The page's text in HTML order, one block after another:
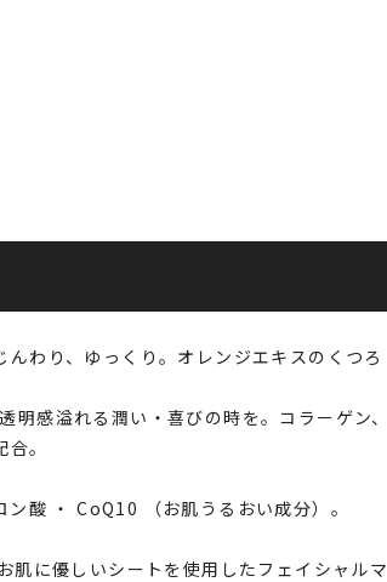
わり、ゆっくり。オレンジエキスのくつろ
明感溢れる潤い・喜びの時を。コラーゲン、
。
酸 ・ CoQ10 （お肌うるおい成分）。
肌に優しいシートを使用したフェイシャルマ